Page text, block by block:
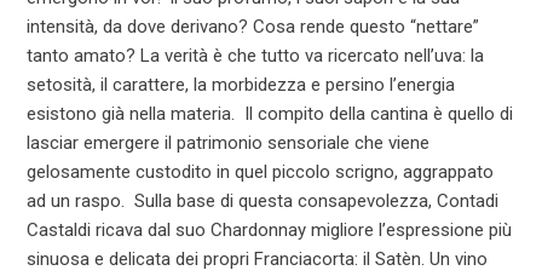
intensità, da dove derivano? Cosa rende questo “nettare”
tanto amato? La verità è che tutto va ricercato nell’uva: la
setosità, il carattere, la morbidezza e persino l’energia
esistono già nella materia. Il compito della cantina è quello di
lasciar emergere il patrimonio sensoriale che viene
gelosamente custodito in quel piccolo scrigno, aggrappato
ad un raspo. Sulla base di questa consapevolezza, Contadi
Castaldi ricava dal suo Chardonnay migliore l’espressione più
sinuosa e delicata dei propri Franciacorta: il Satèn. Un vino